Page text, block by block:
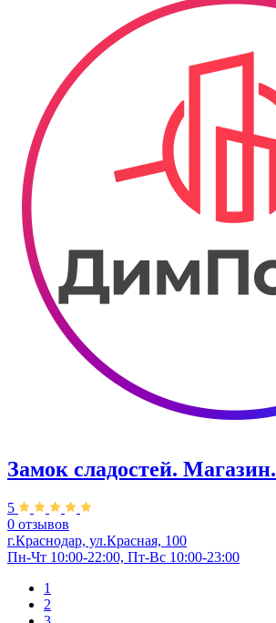
Замок сладостей. ​Магазин.
5
0 отзывов
г.Краснодар, ул.Красная, 100
Пн-Чт 10:00-22:00, Пт-Вс 10:00-23:00
1
2